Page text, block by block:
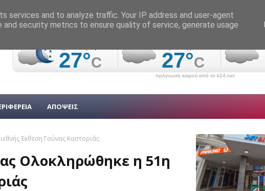
πρόγνωση καιρού από το k24.net
ΑΠΟΨΕΙΣ
Έκθεση Γούνας Καστοριάς
Ολοκληρώθηκε η 51η
services and to analyze traffic. Your IP address and user-agent
security metrics to ensure quality of service, generate usage